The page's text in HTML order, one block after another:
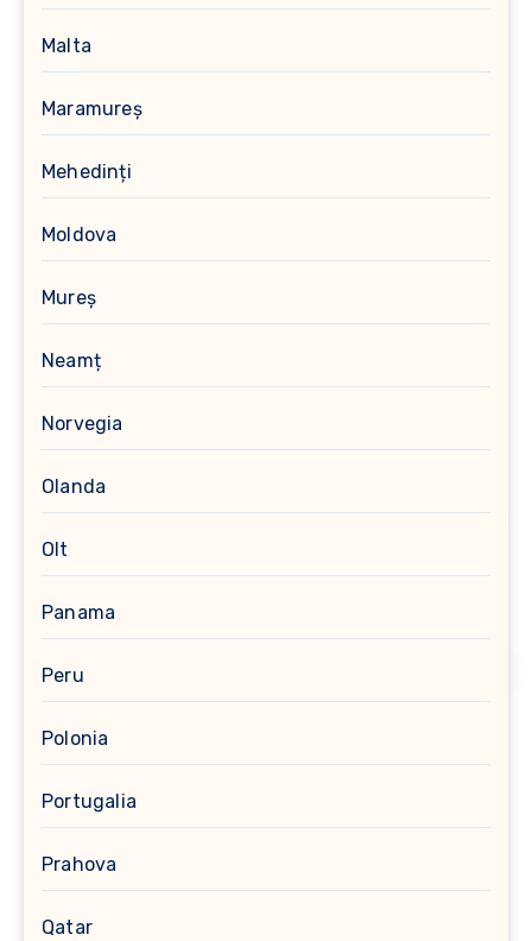
Malta
Maramureș
Mehedinți
Moldova
Mureș
Neamț
Norvegia
Olanda
Olt
Panama
Peru
Polonia
Portugalia
Prahova
Qatar